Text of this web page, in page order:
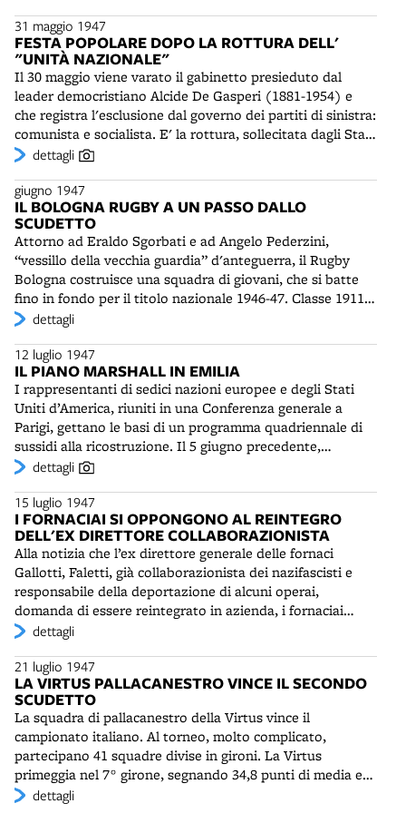
Bastia (1915-1944), Irma Bandiera (1915-1944), Giovanni
Martini (1916-1944). Nuove denominazioni di vie e
piazze saranno approvate il 16 aprile 1949.
Interesseranno il rione Libia, fuori porta San Vitale,
strade presso le antiche porte e i viali interni dei Giardini
Margherita, intitolati a partigiani.
Vengono discussi i problemi del lavoro a Bologna e la
posizione da tenere al prossimo congresso della Cgil a
Firenze.
31 maggio 1947
FESTA POPOLARE DOPO LA ROTTURA DELL'
"UNITÀ NAZIONALE"
Il 30 maggio viene varato il gabinetto presieduto dal
leader democristiano Alcide De Gasperi (1881-1954) e
che registra l'esclusione dal governo dei partiti di sinistra:
comunista e socialista. E' la rottura, sollecitata dagli Stati
Uniti, della “unità nazionale”. A Bologna il partito
Giardini Margherita, che festeggia il primo anniversario
della Repubblica, con la partecipazione di oltre 150.000
persone. Prende la parola l'ex ministro delle Finanze
Mauro Scoccimarro (1895-1972), che parla di tradimento
della Democrazia Cristiana. Ma per molti comunisti
l'uscita dal governo non è vissuta negativamente: può
invece consentire alla sinistra di procedere più
speditamente alle mete fissate.
dettagli
giugno 1947
IL BOLOGNA RUGBY A UN PASSO DALLO
SCUDETTO
Attorno ad Eraldo Sgorbati e ad Angelo Pederzini,
“vessillo della vecchia guardia” d'anteguerra, il Rugby
Bologna costruisce una squadra di giovani, che si batte
fino in fondo per il titolo nazionale 1946-47. Classe 1911,
di origine bolognese, grande placcatore, Sgorbati è stato
Trenta, poi è approdato all'Amatori Milano, dove è
rimasto fino al 1945. E' considerato tra i migliori rugbysti
italiani. Ad un soffio dall'ultima meta, lo scudetto
tricolore va alla Ginnastica Torino. I petroniani perdono
la doppia finale: 3 a 0 all'andata fuori casa, 6 pari sotto la
Torre di Maratona. I piemontesi conquistano così il loro
primo ed unico titolo.
dettagli
12 luglio 1947
IL PIANO MARSHALL IN EMILIA
I rappresentanti di sedici nazioni europee e degli Stati
Uniti d’America, riuniti in una Conferenza generale a
Parigi, gettano le basi di un programma quadriennale di
sussidi alla ricostruzione. Il 5 giugno precedente,
all’Università di Harvard, il Segretario di Stato americano
“aiuto amichevole” straordinario agli stati europei, in
difficoltà dopo il disastroso conflitto mondiale. L’idea di
Marshall diverrà nel 1948 l’E.R.P. (European Recovery
Program, ovvero Programma di Ricostruzione Europea),
con uno stanziamento di 17 miliardi di dollari. Quasi tutti
i paesi chiederanno di poter acquistare soprattutto
generi di prima necessità, carburanti e prodotti industriali
e solo in minima parte attrezzature e macchine per la
produzione. Nella provincia di Bologna i fondi-lire E.R.P.
saranno in parte destinati per la ricostruzione degli edifici
e degli impianti della stazione centrale di Bologna, per la
riattivazione della centrale idroelettrica di Suviana, per il
ripristino degli scali San Donato e Arcoveggio e il rinnovo
delle linee ferroviarie. Un'altra parte sarà destinata a
lavori pubblici ed edilizia residenziale. In generale i
finanziamenti per Bologna e la regione risulteranno bene
utilizzati: una relazione della Missione E.R.P. americana
dettagli
15 luglio 1947
I FORNACIAI SI OPPONGONO AL REINTEGRO
DELL'EX DIRETTORE COLLABORAZIONISTA
Alla notizia che l’ex direttore generale delle fornaci
Gallotti, Faletti, già collaborazionista dei nazifascisti e
responsabile della deportazione di alcuni operai,
domanda di essere reintegrato in azienda, i fornaciai
bolognesi entrano in sciopero e chiedono l'intervento
dettagli
21 luglio 1947
LA VIRTUS PALLACANESTRO VINCE IL SECONDO
SCUDETTO
La squadra di pallacanestro della Virtus vince il
campionato italiano. Al torneo, molto complicato,
partecipano 41 squadre divise in gironi. La Virtus
primeggia nel 7° girone, segnando 34,8 punti di media e
subendone solo 18,1. Nelle finali la compagine bolognese
dettagli